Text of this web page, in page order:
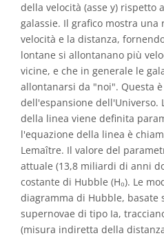
della velocità (asse y) rispetto
galassie. Il grafico mostra
velocità e la distanza,
lontane si allontanano più
vicine, e che in generale le
allontanarsi da "noi". Questa
dell'espansione dell'Universo.
della linea viene definita
l'equazione della linea è
Lemaître. Il valore del
attuale (13,8 miliardi di anni
costante di Hubble (H₀). Le
diagramma di Hubble, basate
supernovae di tipo Ia,
(misura indiretta della